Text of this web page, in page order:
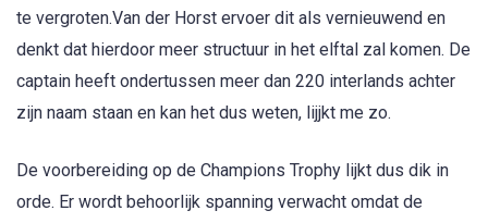
te vergroten.Van der Horst ervoer dit als vernieuwend en
denkt dat hierdoor meer structuur in het elftal zal komen. De
captain heeft ondertussen meer dan 220 interlands achter
zijn naam staan en kan het dus weten, lijjkt me zo.
De voorbereiding op de Champions Trophy lijkt dus dik in
orde. Er wordt behoorlijk spanning verwacht omdat de